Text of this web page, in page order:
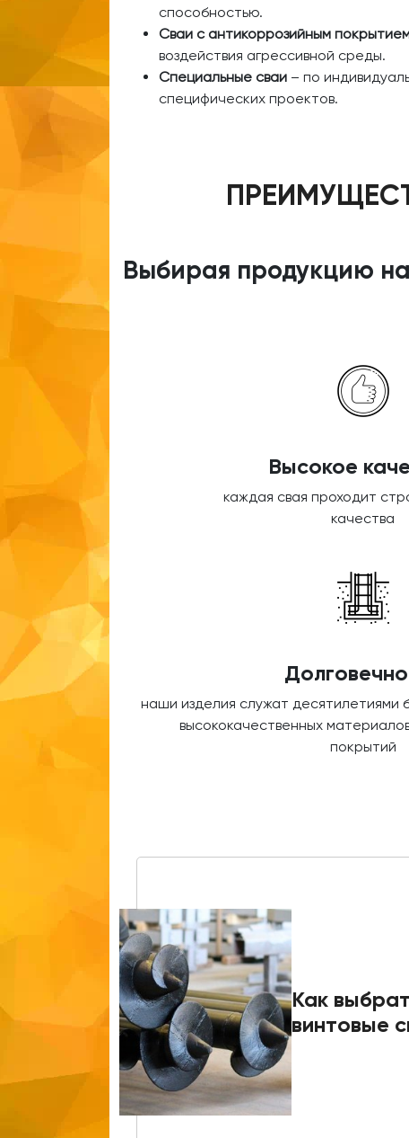
способностью.
Сваи с антикоррозийным
воздействия агрессивной среды.
Специальные сваи – по
специфических проектов.
Выбирая продукцию
Высокое
каждая свая проходит
качества
наши изделия служат десятилетиями
высококачественных
покрытий
Как
винтовые